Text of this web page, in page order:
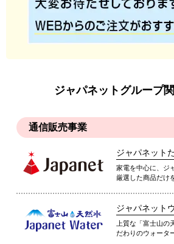
ジャパネットグループ
通信販売事業
ジャパネット
家電を中心に、ジ
厳選した商品だけ
ジャパネット
上質な「富士山の
だわりのウォータ